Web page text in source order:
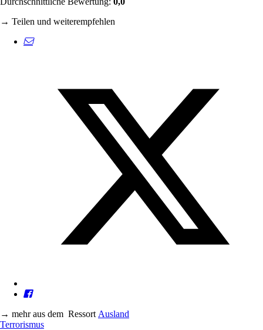
→ Teilen und weiterempfehlen
→ mehr aus dem Ressort Ausland
Terrorismus